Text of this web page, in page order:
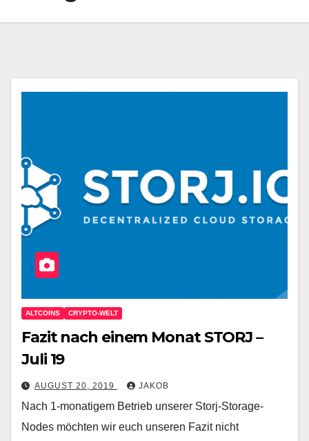
ALTCOINS CRYPTO-WELT
Fazit nach einem Monat STORJ –
Juli 19
AUGUST 20, 2019 JAKOB
Nach 1-monatigem Betrieb unserer Storj-Storage-
Nodes möchten wir euch unseren Fazit nicht